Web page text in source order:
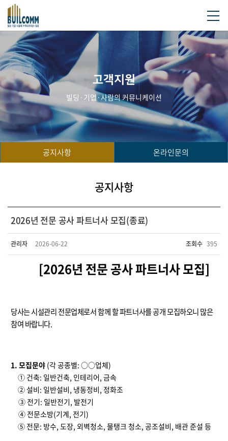
고객지원
빌딩·기업·사람의 커뮤니케이션
공지사항 온라인문의
공지사항
2026년 전문 공사 파트너사 모집(종료)
관리자 2026-06-22 조회수 395
[2026년 전문 공사 파트너사 모집]
당사는 시설관리 전문업체로서 함께 할 파트너사를공개 모집하오니 많은
참여 바랍니다.
1. 모집문야 (각 공종별: ○○업체)
① 건축: 일반건축, 인테리어, 금속
② 설비: 일반설비, 냉동정비, 정화조
③ 전기: 일반전기, 발전기
④ 전문소방(기계, 전기)
⑤ 전문: 방수, 도장, 외벽청소, 물탱크 청소, 공조설비, 배관 준설 등